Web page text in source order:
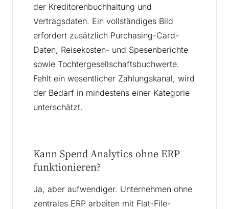
der Kreditorenbuchhaltung und
Vertragsdaten. Ein vollständiges Bild
erfordert zusätzlich Purchasing-Card-
Daten, Reisekosten- und Spesenberichte
sowie Tochtergesellschaftsbuchwerte.
Fehlt ein wesentlicher Zahlungskanal, wird
der Bedarf in mindestens einer Kategorie
unterschätzt.
Kann Spend Analytics ohne ERP
funktionieren?
Ja, aber aufwendiger. Unternehmen ohne
zentrales ERP arbeiten mit Flat-File-